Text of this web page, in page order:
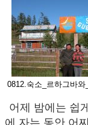
0812.숙소_르하그바와
어제 밤에는 쉽
에 자는 동안 어